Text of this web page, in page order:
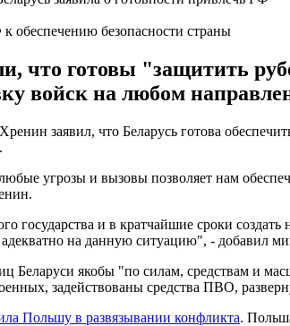
обеспечению безопасности страны
что готовы "защитить
войск на любом
заявил, что Беларусь готова
угрозы и вызовы позволяет нам
государства и в кратчайшие сроки
адекватно на данную ситуацию", - добавил
Беларуси якобы "по силам, средствам и
задействованы средства ПВО,
Польшу в развязывании конфликта.